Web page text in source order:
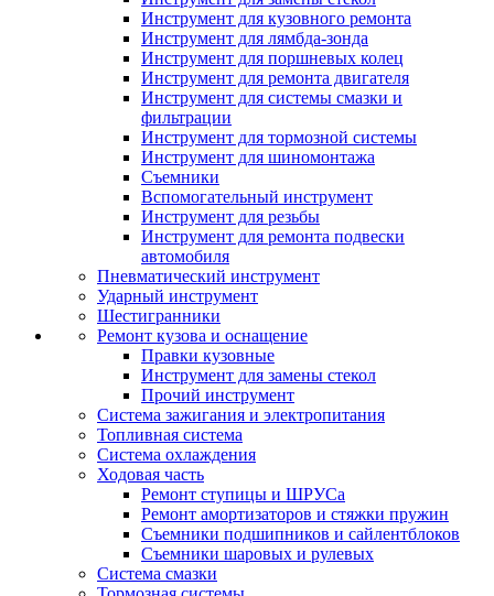
Инструмент для кузовного ремонта
Инструмент для лямбда-зонда
Инструмент для поршневых колец
Инструмент для ремонта двигателя
Инструмент для системы смазки и
фильтрации
Инструмент для тормозной системы
Инструмент для шиномонтажа
Съемники
Вспомогательный инструмент
Инструмент для резьбы
Инструмент для ремонта подвески
автомобиля
Пневматический инструмент
Ударный инструмент
Шестигранники
Ремонт кузова и оснащение
Правки кузовные
Инструмент для замены стекол
Прочий инструмент
Система зажигания и электропитания
Топливная система
Система охлаждения
Ходовая часть
Ремонт ступицы и ШРУСа
Ремонт амортизаторов и стяжки пружин
Съемники подшипников и сайлентблоков
Съемники шаровых и рулевых
Система смазки